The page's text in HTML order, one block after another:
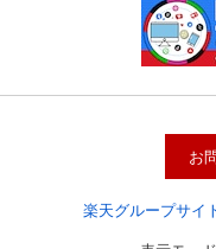
会員情報
お
楽天グループサイ